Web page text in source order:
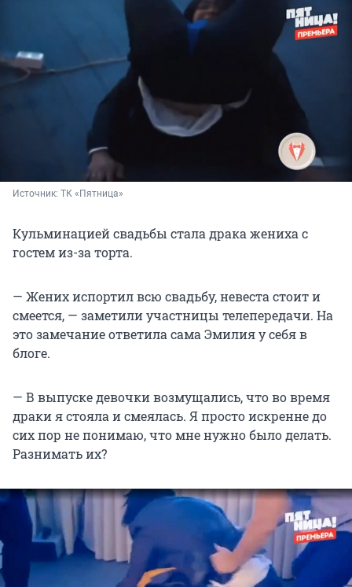
Источник: ТК «Пятница»
Кульминацией свадьбы стала драка жениха с
гостем из-за торта.
— Жених испортил всю свадьбу, невеста стоит и
смеется, — заметили участницы телепередачи. На
это замечание ответила сама Эмилия у себя в
блоге.
— В выпуске девочки возмущались, что во время
драки я стояла и смеялась. Я просто искренне до
сих пор не понимаю, что мне нужно было делать.
Разнимать их?